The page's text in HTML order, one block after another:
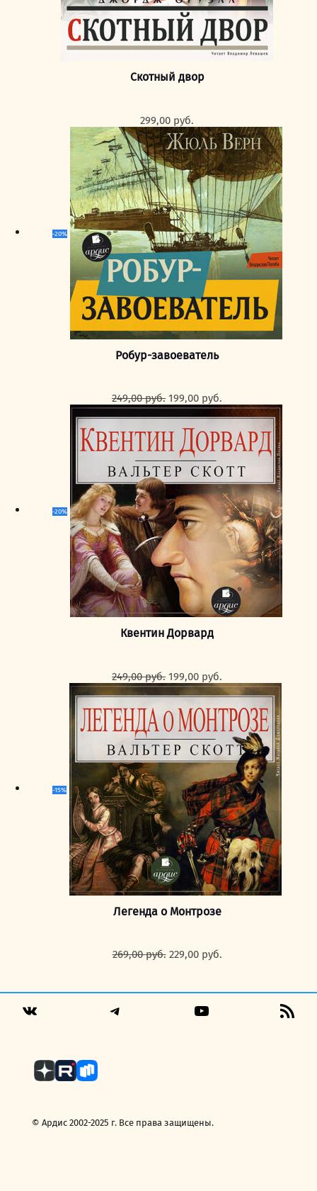
Скотный двор
299,00 руб.
-20%
Робур-завоеватель
249,00руб. Первоначальная
цена
составляла
249,00 руб..
199,00 руб.
цена:
199,00 руб..
-20%
Квентин Дорвард
249,00руб. Первоначальная
цена
составляла
249,00 руб..
199,00 руб.
цена:
199,00 руб..
-15%
Легенда о Монтрозе
269,00руб. Первоначальная
269,00 руб..
229,00 руб.
© Ардис 2002-2025 г. Все права защищены.